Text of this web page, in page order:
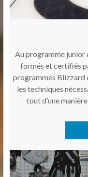
Au programme junior
formés et certifiés
programmes Blizzard
les techniques
tout d’une